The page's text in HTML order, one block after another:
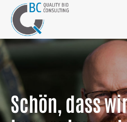
Schön, dass